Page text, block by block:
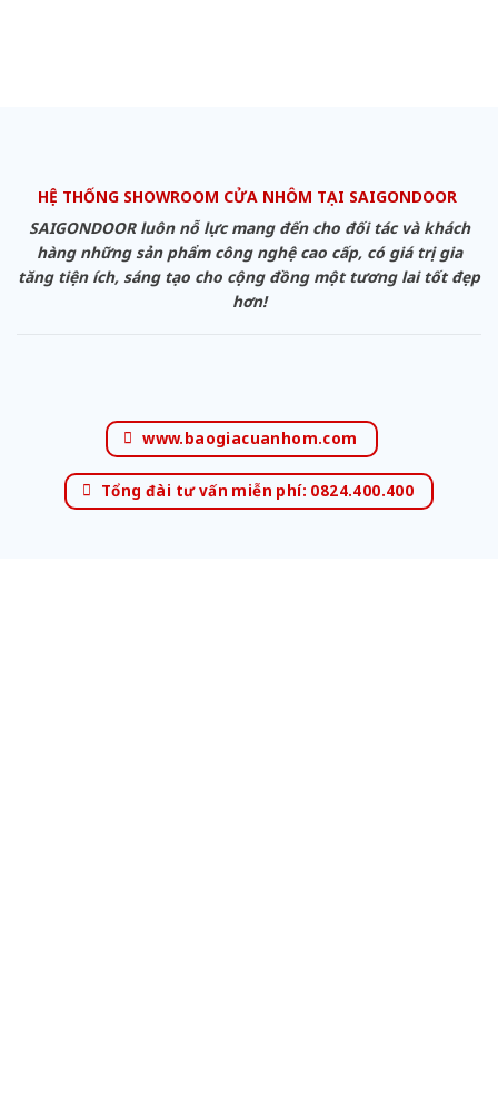
HỆ THỐNG SHOWROOM CỬA NHÔM TẠI SAIGONDOOR
SAIGONDOOR luôn nỗ lực mang đến cho đối tác và khách
hàng những sản phẩm công nghệ cao cấp, có giá trị gia
tăng tiện ích, sáng tạo cho cộng đồng một tương lai tốt đẹp
hơn!
www.baogiacuanhom.com
Tổng đài tư vấn miễn phí: 0824.400.400